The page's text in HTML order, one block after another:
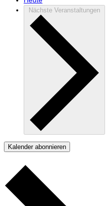
Nächste Veranstaltungen
Kalender abonnieren